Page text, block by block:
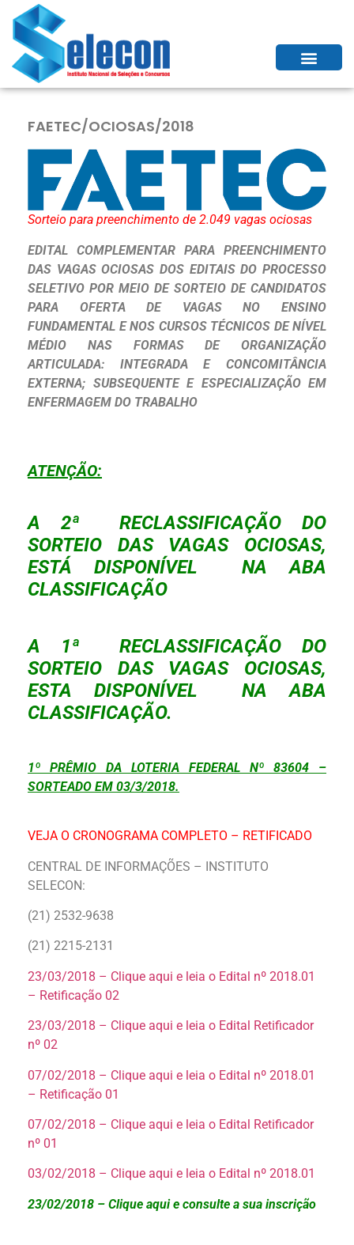
FAETEC/OCIOSAS/2018
Sorteio para preenchimento de 2.049 vagas ociosas
EDITAL COMPLEMENTAR PARA PREENCHIMENTO
DAS VAGAS OCIOSAS DOS EDITAIS DO PROCESSO
SELETIVO POR MEIO DE SORTEIO DE CANDIDATOS
PARA OFERTA DE VAGAS NO ENSINO
FUNDAMENTAL E NOS CURSOS TÉCNICOS DE NÍVEL
MÉDIO NAS FORMAS DE ORGANIZAÇÃO
ARTICULADA: INTEGRADA E CONCOMITÂNCIA
EXTERNA; SUBSEQUENTE E ESPECIALIZAÇÃO EM
ENFERMAGEM DO TRABALHO
ATENÇÃO:
A 2ª RECLASSIFICAÇÃO DO
SORTEIO DAS VAGAS OCIOSAS,
ESTÁ DISPONÍVEL NA ABA
CLASSIFICAÇÃO
A 1ª RECLASSIFICAÇÃO DO
SORTEIO DAS VAGAS OCIOSAS,
ESTA DISPONÍVEL NA ABA
CLASSIFICAÇÃO.
1º PRÊMIO DA LOTERIA FEDERAL Nº 83604 –
SORTEADO EM 03/3/2018.
VEJA O CRONOGRAMA COMPLETO – RETIFICADO
CENTRAL DE INFORMAÇÕES – INSTITUTO
SELECON:
(21) 2532-9638
(21) 2215-2131
23/03/2018 – Clique aqui e leia o Edital nº 2018.01
– Retificação 02
23/03/2018 – Clique aqui e leia o Edital Retificador
nº 02
07/02/2018 – Clique aqui e leia o Edital nº 2018.01
– Retificação 01
07/02/2018 – Clique aqui e leia o Edital Retificador
nº 01
03/02/2018 – Clique aqui e leia o Edital nº 2018.01
23/02/2018 – Clique aqui e consulte a sua inscrição